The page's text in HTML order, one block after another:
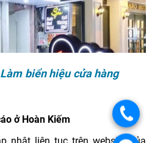
Làm biển hiệu cửa hàng
ở Hoàn Kiếm